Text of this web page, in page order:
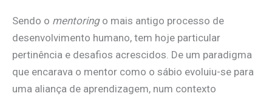
Sendo o mentoringo mais antigo processo de
desenvolvimento humano, tem hoje particular
pertinência e desafios acrescidos. De um paradigma
que encarava o mentor como o sábio evoluiu-se para
uma aliança de aprendizagem, num contexto